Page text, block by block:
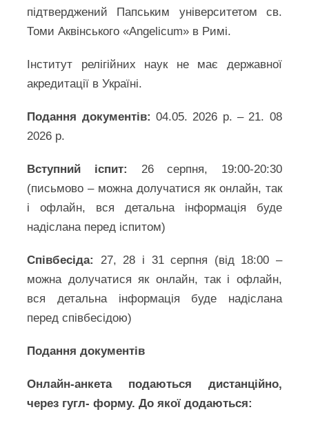
підтверджений Папським університетом св.
Томи Аквінського «Angelicum» в Римі.
Інститут релігійних наук не має державної
акредитації в Україні.
Подання документів: 04.05. 2026 р. – 21. 08
2026 р.
Вступний іспит: 26 серпня, 19:00-20:30
(письмово – можна долучатися як онлайн, так
і офлайн, вся детальна інформація буде
надіслана перед іспитом)
Співбесіда:
27, 28 і 31 серпня (від 18:00 –
можна долучатися як онлайн, так і офлайн,
вся детальна інформація буде надіслана
перед співбесідою)
Подання документів
Онлайн-анкета подаються дистанційно,
через гугл- форму. До якої додаються: